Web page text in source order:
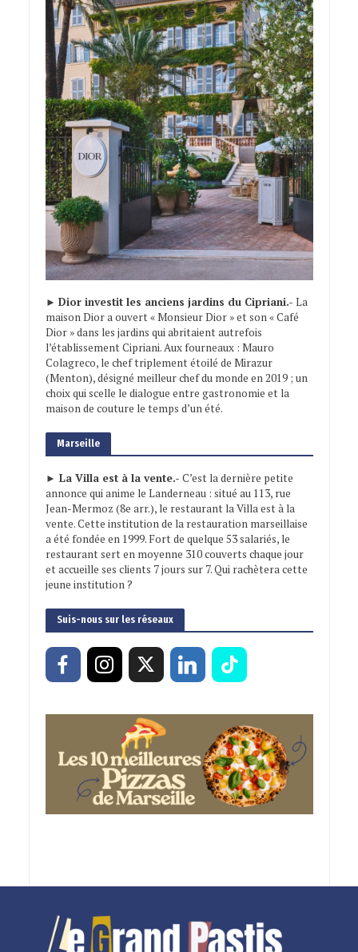
► Dior investit les anciens jardins du Cipriani.- La
maison Dior a ouvert « Monsieur Dior » et son « Café
Dior » dans les jardins qui abritaient autrefois
l’établissement Cipriani. Aux fourneaux : Mauro
Colagreco, le chef triplement étoilé de Mirazur
(Menton), désigné meilleur chef du monde en 2019 ; un
choix qui scelle le dialogue entre gastronomie et la
maison de couture le temps d’un été.
Marseille
► La Villa est à la vente.- C’est la dernière petite
annonce qui anime le Landerneau : situé au 113, rue
Jean-Mermoz (8e arr.), le restaurant la Villa est à la
vente. Cette institution de la restauration marseillaise
a été fondée en 1999. Fort de quelque 53 salariés, le
restaurant sert en moyenne 310 couverts chaque jour
et accueille ses clients 7 jours sur 7. Qui rachètera cette
jeune institution ?
Suis-nous sur les réseaux